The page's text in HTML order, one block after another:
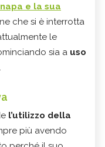
e la sua
che si è interrotta
le
sia a uso
.
l’utilizzo della
più avendo